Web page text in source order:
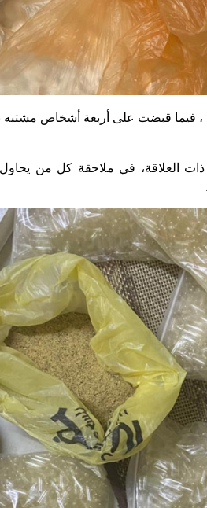
، فيما قبضت على أربعة أشخاص مشتبه
العلاقة، في ملاحقة كل من